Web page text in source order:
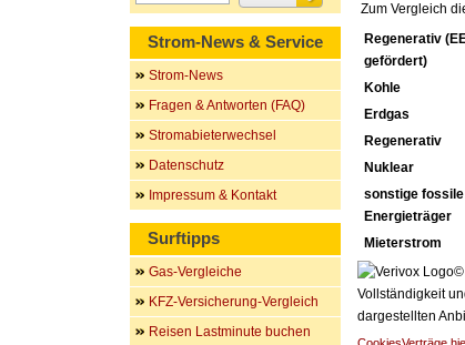
Zum Vergleich
Regenerativ
gefördert)
Kohle
Erdgas
Regenerativ
Nuklear
sonstige fossile
Energieträger
Mieterstrom
©
Vollständigkeit
dargestellten
Strom-News & Service
Strom-News
Fragen & Antworten (FAQ)
Stromabieterwechsel
Datenschutz
Impressum & Kontakt
Surftipps
Gas-Vergleiche
KFZ-Versicherung-Vergleich
Reisen Lastminute buchen